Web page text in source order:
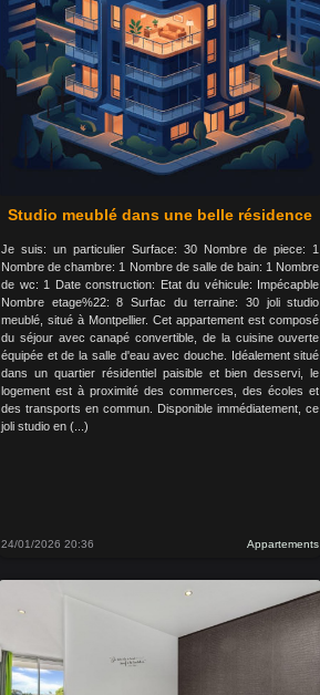
Studio meublé dans une belle résidence
Je suis: un particulier Surface: 30 Nombre de piece: 1
Nombre de chambre: 1 Nombre de salle de bain: 1 Nombre
de wc: 1 Date construction: Etat du véhicule: Impécapble
Nombre etage%22: 8 Surfac du terraine: 30 joli studio
meublé, situé à Montpellier. Cet appartement est composé
du séjour avec canapé convertible, de la cuisine ouverte
équipée et de la salle d'eau avec douche. Idéalement situé
dans un quartier résidentiel paisible et bien desservi, le
logement est à proximité des commerces, des écoles et
des transports en commun. Disponible immédiatement, ce
joli studio en (...)
24/01/2026 20:36 Appartements